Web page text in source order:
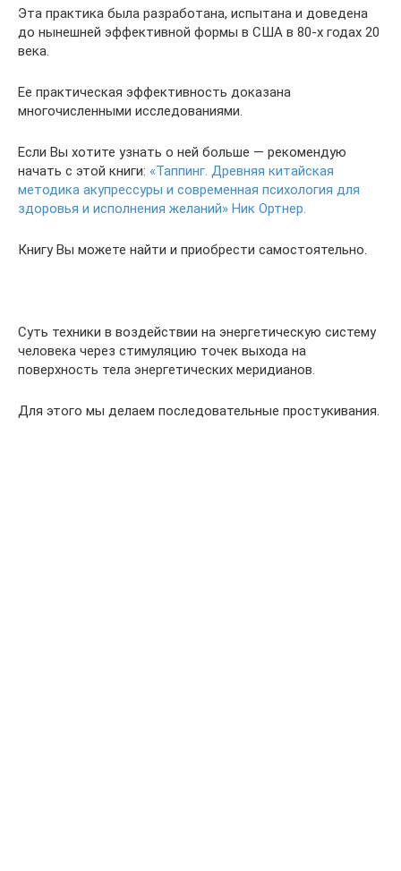
Эта практика была разработана, испытана и доведена
до нынешней эффективной формы в США в 80-х годах 20
века.
Ее практическая эффективность доказана
многочисленными исследованиями.
Если Вы хотите узнать о ней больше — рекомендую
начать с этой книги: «Таппинг. Древняя китайская
методика акупрессуры и современная психология для
здоровья и исполнения желаний» Ник Ортнер.
Книгу Вы можете найти и приобрести самостоятельно.
Суть техники в воздействии на энергетическую систему
человека через стимуляцию точек выхода на
поверхность тела энергетических меридианов.
Для этого мы делаем последовательные простукивания.